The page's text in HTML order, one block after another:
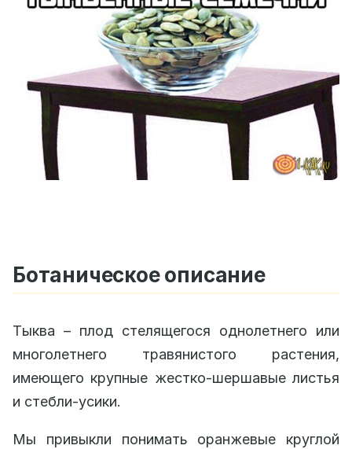
Ботаническое описание
Тыква – плод стелящегося однолетнего или
многолетнего травянистого растения,
имеющего крупные жестко-шершавые листья
и стебли-усики.
Мы привыкли понимать оранжевые круглой